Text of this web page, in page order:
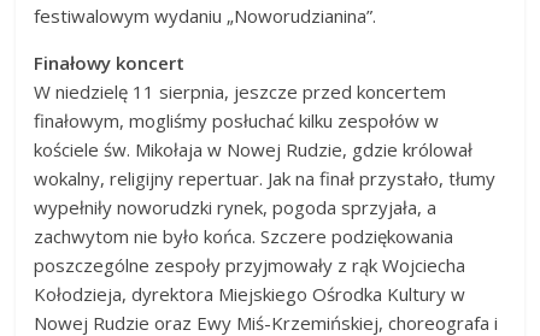
festiwalowym wydaniu „Noworudzianina”.
Finałowy koncert
W niedzielę 11 sierpnia, jeszcze przed koncertem
finałowym, mogliśmy posłuchać kilku zespołów w
kościele św. Mikołaja w Nowej Rudzie, gdzie królował
wokalny, religijny repertuar. Jak na finał przystało, tłumy
wypełniły noworudzki rynek, pogoda sprzyjała, a
zachwytom nie było końca. Szczere podziękowania
poszczególne zespoły przyjmowały z rąk Wojciecha
Kołodzieja, dyrektora Miejskiego Ośrodka Kultury w
Nowej Rudzie oraz Ewy Miś-Krzemińskiej, choreografa i